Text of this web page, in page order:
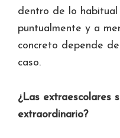
dentro de lo
puntualmente y a
concreto depende
caso.
¿Las extraescolares
extraordinario?